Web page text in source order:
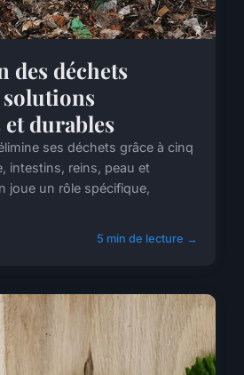
des déchets
durables
ses déchets grâce à cinq
intestins, reins, peau et
joue un rôle spécifique,
5 min de lecture →